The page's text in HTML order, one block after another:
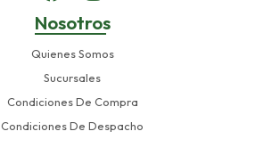
Nosotros
Quienes Somos
Sucursales
Condiciones De Compra
Condiciones De Despacho